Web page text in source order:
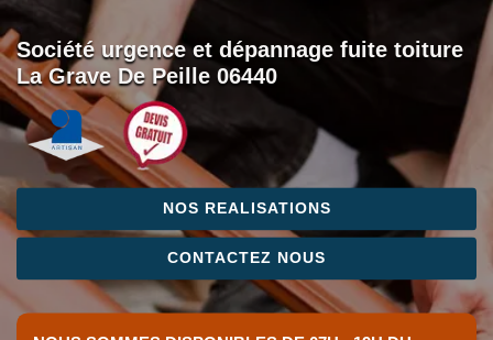
Société urgence et dépannage fuite toiture
La Grave De Peille 06440
NOS REALISATIONS
CONTACTEZ NOUS